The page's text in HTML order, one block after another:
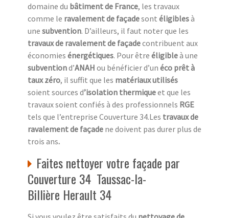
domaine du bâtiment de France, les travaux
comme le ravalement de façadesont éligiblesà
une subvention. D’ailleurs, il faut noter que les
travaux de ravalement de façadecontribuent aux
économies énergétiques. Pour être éligibleà une
subventiond’ANAH ou bénéficier d’un éco prêt à
taux zéro, il suffit que les matériaux utilisés
soient sources d’isolation thermiqueet que les
travaux soient confiés à des professionnels RGE
tels que l’entreprise Couverture 34.Les travaux de
ravalement de façade ne doivent pas durer plus de
trois ans.
Faites nettoyer votre façade par
Couverture 34 Taussac-la-
Billière Herault 34